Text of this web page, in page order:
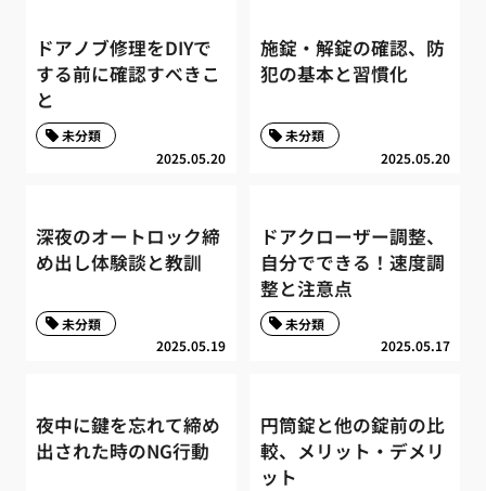
ドアノブ修理をDIYで
する前に確認すべきこ
と
2025.05.20
未分類
施錠・解錠の確認、防
犯の基本と習慣化
2025.05.20
未分類
深夜のオートロック締
め出し体験談と教訓
2025.05.19
未分類
ドアクローザー調整、
自分でできる！速度調
整と注意点
2025.05.17
未分類
夜中に鍵を忘れて締め
出された時のNG行動
円筒錠と他の錠前の比
較、メリット・デメリ
ット